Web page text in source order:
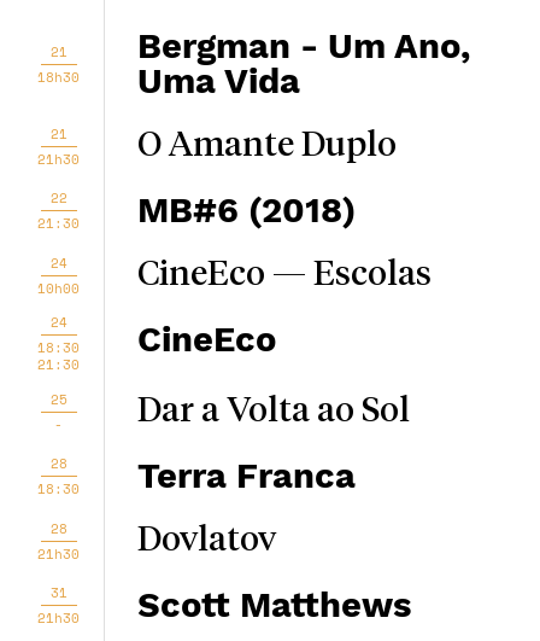
21
18h30
Bergman - Um Ano,
Uma Vida
21
21h30
O Amante Duplo
22
21:30
MB#6 (2018)
24
10h00
CineEco — Escolas
24
18:30
21:30
CineEco
25
-
Dar a Volta ao Sol
28
18:30
Terra Franca
28
21h30
Dovlatov
31
21h30
Scott Matthews